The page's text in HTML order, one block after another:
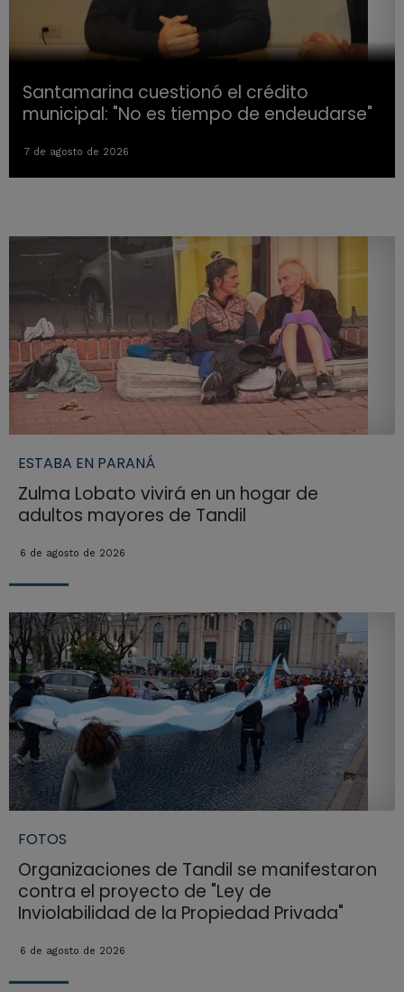
Santamarina cuestionó el crédito
municipal: "No es tiempo de endeudarse"
7 de agosto de 2026
ESTABA EN PARANÁ
Zulma Lobato vivirá en un hogar de
adultos mayores de Tandil
6 de agosto de 2026
FOTOS
Organizaciones de Tandil se manifestaron
contra el proyecto de "Ley de
Inviolabilidad de la Propiedad Privada"
6 de agosto de 2026